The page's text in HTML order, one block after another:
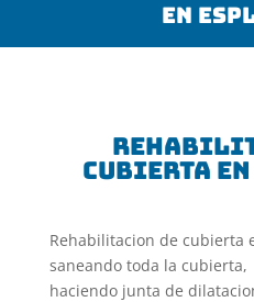
EN
cubierta
Rehabilitacion de cubierta
saneando toda la cubierta,
haciendo junta de